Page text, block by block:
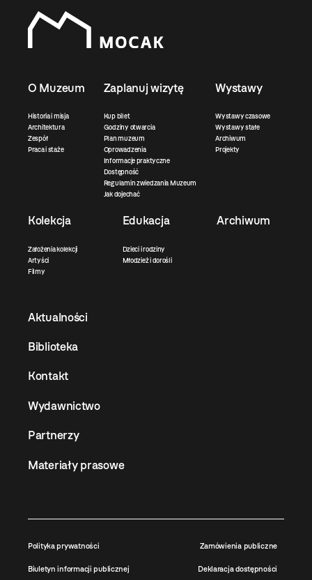
O Muzeum
Historia i misja
Architektura
Zespół
Praca i staże
Zaplanuj wizytę
Kup bilet
Godziny otwarcia
Plan muzeum
Oprowadzenia
Informacje praktyczne
Dostępność
Regulamin zwiedzania Muzeum
Jak dojechać
Wystawy
Wystawy czasowe
Wystawy stałe
Archiwum
Projekty
Kolekcja
Założenia kolekcji
Artyści
Filmy
Edukacja
Dzieci i rodziny
Młodzież i dorośli
Archiwum
Aktualności
Biblioteka
Kontakt
Wydawnictwo
Partnerzy
Materiały prasowe
Polityka prywatności Zamówienia publiczne
Biuletyn informacji publicznej Deklaracja dostępności